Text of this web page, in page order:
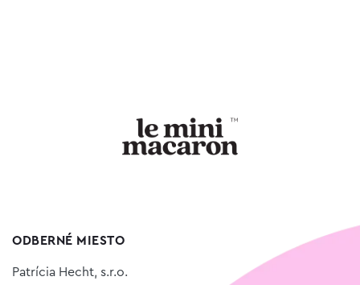
ODBERNÉ MIESTO
Patrícia Hecht, s.r.o.